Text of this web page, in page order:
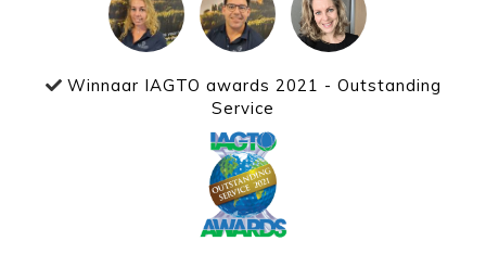
Winnaar IAGTO awards 2021 - Outstanding
Service